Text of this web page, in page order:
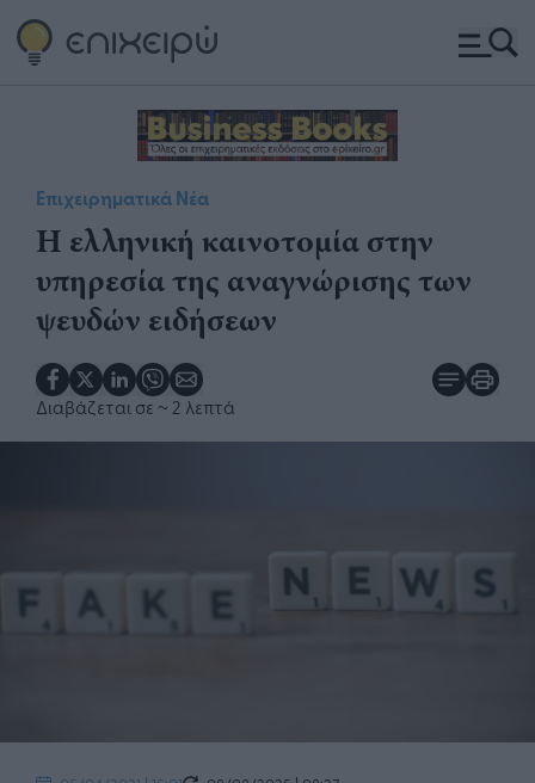
Επιχειρηματικά Νέα
Η ελληνική καινοτομία στην
υπηρεσία της αναγνώρισης των
ψευδών ειδήσεων
Διαβάζεται σε ~ 2 λεπτά